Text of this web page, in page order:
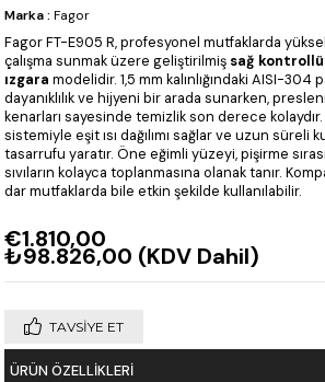
Marka : Fagor
Fagor FT-E905 R, profesyonel mutfaklarda
çalışma sunmak üzere geliştirilmiş sağ
ızgara modelidir. 1,5 mm kalınlığındaki AISI-
dayanıklılık ve hijyeni bir arada sunarken,
kenarları sayesinde temizlik son derece
sistemiyle eşit ısı dağılımı sağlar ve uzun süreli
tasarrufu yaratır. Öne eğimli yüzeyi, pişirme
sıvıların kolayca toplanmasına olanak tanır.
dar mutfaklarda bile etkin şekilde kullanılabilir.
€1.810,00
₺98.826,00 (KDV Dahil)
TAVSIYE ET
ÜRÜN ÖZELLIKLERI